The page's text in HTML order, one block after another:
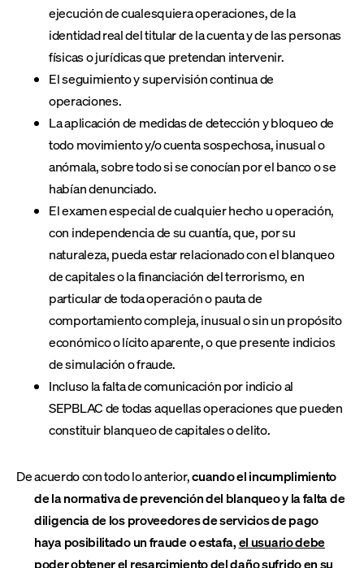
ejecución de cualesquiera operaciones, de la
identidad real del titular de la cuenta y de las personas
físicas o jurídicas que pretendan intervenir.
El seguimiento y supervisión continua de
operaciones.
La aplicación de medidas de detección y bloqueo de
todo movimiento y/o cuenta sospechosa, inusual o
anómala, sobre todo si se conocían por el banco o se
habían denunciado.
El examen especial de cualquier hecho u operación,
con independencia de su cuantía, que, por su
naturaleza, pueda estar relacionado con el blanqueo
de capitales o la financiación del terrorismo, en
particular de toda operación o pauta de
comportamiento compleja, inusual o sin un propósito
económico o lícito aparente, o que presente indicios
de simulación o fraude.
Incluso la falta de comunicación por indicio al
SEPBLAC de todas aquellas operaciones que pueden
constituir blanqueo de capitales o delito.
De acuerdo con todo lo anterior,cuando el incumplimiento
de la normativa de prevención del blanqueo y la falta de
diligencia de los proveedores de servicios de pago
haya posibilitado un fraude o estafa,el usuario debe
poder obtener el resarcimiento del daño sufrido en su